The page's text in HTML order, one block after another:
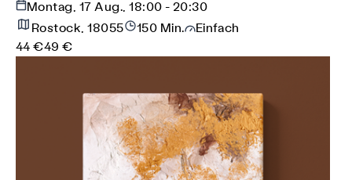
Montag, 17 Aug., 18:00 - 20:30
Rostock, 18055
150 Min.
Einfach
44 €49 €